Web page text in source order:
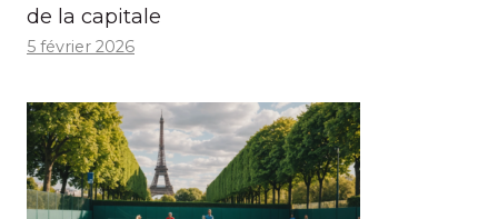
de la capitale
5 février 2026